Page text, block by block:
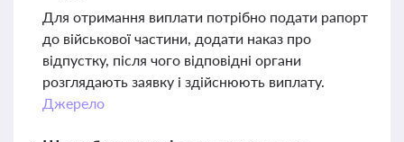
Для отримання виплати потрібно подати рапорт
до військової частини, додати наказ про
відпустку, після чого відповідні органи
розглядають заявку і здійснюють виплату.
Джерело